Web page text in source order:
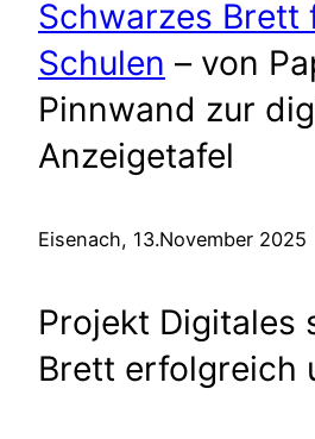
Schwarzes Brett
Schulen – von
Pinnwand zur
Anzeigetafel
Eisenach, 13.November 2025
Projekt Digitales
Brett erfolgreich